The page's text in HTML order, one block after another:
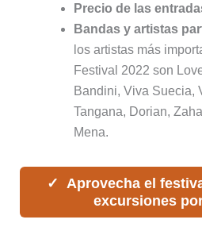
Precio de las
Bandas y artistas
los artistas más
Festival 2022 son
Bandini, Viva Suecia,
Tangana, Dorian,
Mena.
Aprovecha el
excursiones